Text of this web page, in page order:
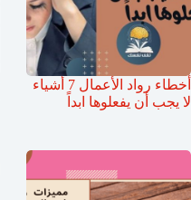
أخطاء رواد الأعمال 7 أشياء
لا يجب أن يفعلوها ابداً